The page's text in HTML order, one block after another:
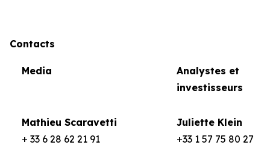
Contacts
Media
Analystes et
investisseurs
Mathieu Scaravetti
+ 33 6 28 62 21 91
Juliette Klein
+33 1 57 75 80 27